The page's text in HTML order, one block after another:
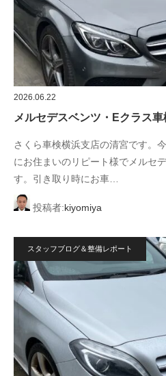
2026.06.22
メルセデスベンツ・Eクラス
さくら車検横浜支店の清宮です。
にお住まいのリピート様でメルセ
す。引き取り時にお車…
投稿者:kiyomiya
スタッフブログ＆整備レポート